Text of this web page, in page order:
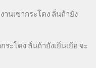
านเขากระโดง ลั่นถ้ายัง
ระโดง ลั่นถ้ายังเยิ่นเย้อ จะ